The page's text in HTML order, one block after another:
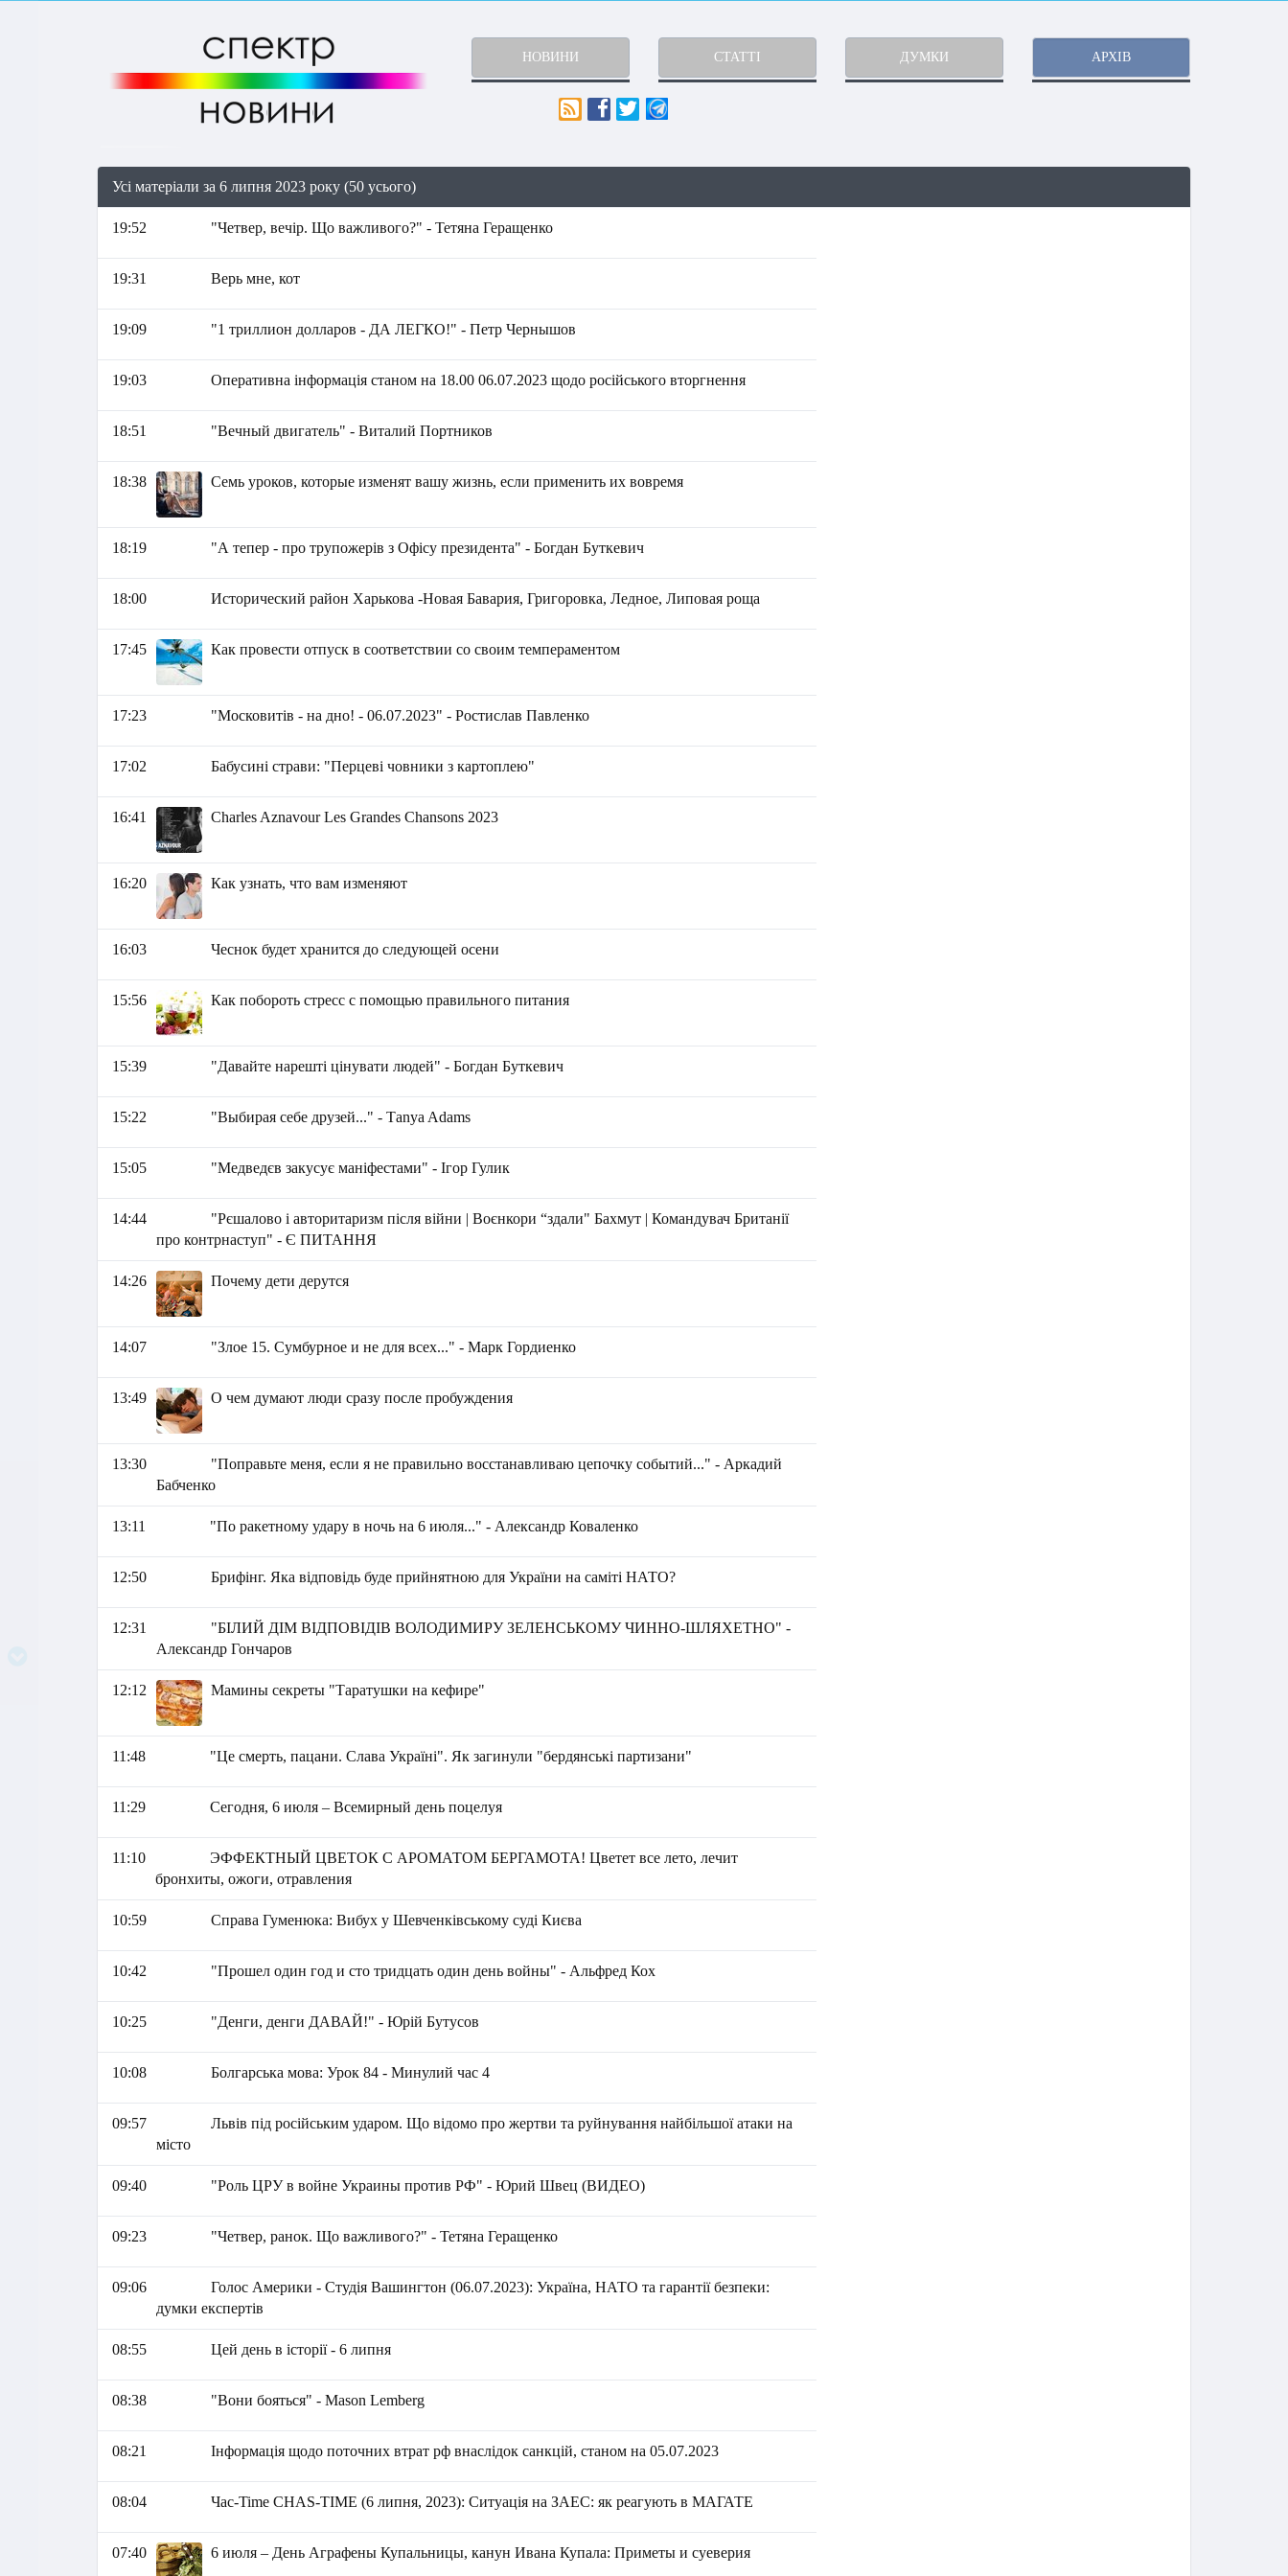
НОВИНИ СТАТТІ ДУМКИ АРХІВ
Усі матеріали за 6 липня 2023 року (50 усього)
19:52 "Четвер, вечір. Що важливого?" - Тетяна Геращенко
19:31 Верь мне, кот
19:09 "1 триллион долларов - ДА ЛЕГКО!" - Петр Чернышов
19:03 Оперативна інформація станом на 18.00 06.07.2023 щодо російського вторгнення
18:51 "Вечный двигатель" - Виталий Портников
18:38 Семь уроков, которые изменят вашу жизнь, если применить их вовремя
18:19 "А тепер - про трупожерів з Офісу президента" - Богдан Буткевич
18:00 Исторический район Харькова -Новая Бавария, Григоровка, Ледное, Липовая роща
17:45 Как провести отпуск в соответствии со своим темпераментом
17:23 "Московитів - на дно! - 06.07.2023" - Ростислав Павленко
17:02 Бабусині страви: "Перцеві човники з картоплею"
16:41 Charles Aznavour Les Grandes Chansons 2023
16:20 Как узнать, что вам изменяют
16:03 Чеснок будет хранится до следующей осени
15:56 Как побороть стресс с помощью правильного питания
15:39 "Давайте нарешті цінувати людей" - Богдан Буткевич
15:22 "Выбирая себе друзей..." - Тanya Adams
15:05 "Медведєв закусує маніфестами" - Ігор Гулик
14:44
"Рєшалово і авторитаризм після війни | Воєнкори “здали" Бахмут | Командувач Британії
про контрнаступ" - Є ПИТАННЯ
14:26 Почему дети дерутся
14:07 "Злое 15. Сумбурное и не для всех..." - Марк Гордиенко
13:49 О чем думают люди сразу после пробуждения
13:30
"Поправьте меня, если я не правильно восстанавливаю цепочку событий..." - Аркадий
Бабченко
13:11 "По ракетному удару в ночь на 6 июля..." - Александр Коваленко
12:50 Брифінг. Яка відповідь буде прийнятною для України на саміті НАТО?
12:31
"БІЛИЙ ДІМ ВІДПОВІДІВ ВОЛОДИМИРУ ЗЕЛЕНСЬКОМУ ЧИННО-ШЛЯХЕТНО" -
Александр Гончаров
12:12 Мамины секреты "Таратушки на кефире"
11:48 "Це смерть, пацани. Слава Україні". Як загинули "бердянські партизани"
11:29 Сегодня, 6 июля – Всемирный день поцелуя
11:10
ЭФФЕКТНЫЙ ЦВЕТОК С АРОМАТОМ БЕРГАМОТА! Цветет все лето, лечит
бронхиты, ожоги, отравления
10:59 Справа Гуменюка: Вибух у Шевченківському суді Києва
10:42 "Прошел один год и сто тридцать один день войны" - Альфред Кох
10:25 "Денги, денги ДАВАЙ!" - Юрій Бутусов
10:08 Болгарська мова: Урок 84 - Минулий час 4
09:57
Львів під російським ударом. Що відомо про жертви та руйнування найбільшої атаки на
місто
09:40 "Роль ЦРУ в войне Украины против РФ" - Юрий Швец (ВИДЕО)
09:23 "Четвер, ранок. Що важливого?" - Тетяна Геращенко
09:06
Голос Америки - Студія Вашингтон (06.07.2023): Україна, НАТО та гарантії безпеки:
думки експертів
08:55 Цей день в історії - 6 липня
08:38 "Вони бояться" - Mason Lemberg
08:21 Інформація щодо поточних втрат рф внаслідок санкцій, станом на 05.07.2023
08:04 Час-Time CHAS-TIME (6 липня, 2023): Ситуація на ЗАЕС: як реагують в МАГАТЕ
07:40 6 июля – День Аграфены Купальницы, канун Ивана Купала: Приметы и суеверия